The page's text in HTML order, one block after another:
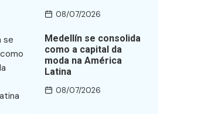
08/07/2026
Medellín se consolida
como a capital da
moda na América
Latina
08/07/2026